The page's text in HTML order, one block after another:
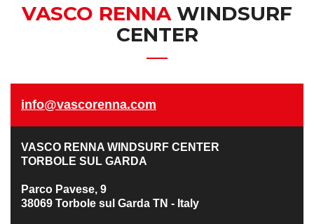
VASCO RENNAWINDSURF
CENTER
info@vascorenna.com
VASCO RENNA WINDSURF CENTER
TORBOLE SUL GARDA
Parco Pavese, 9
38069 Torbole sul Garda TN - Italy